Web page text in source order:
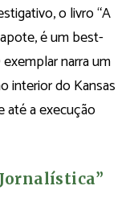
o livro “A
é um best-
narra um
interior do Kansas
até a execução